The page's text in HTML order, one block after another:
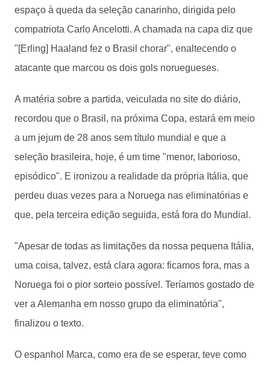
espaço à queda da seleção canarinho, dirigida pelo
compatriota Carlo Ancelotti. A chamada na capa diz que
"[Erling] Haaland fez o Brasil chorar", enaltecendo o
atacante que marcou os dois gols noruegueses.
A matéria sobre a partida, veiculada no site do diário,
recordou que o Brasil, na próxima Copa, estará em meio
a um jejum de 28 anos sem título mundial e que a
seleção brasileira, hoje, é um time "menor, laborioso,
episódico". E ironizou a realidade da própria Itália, que
perdeu duas vezes para a Noruega nas eliminatórias e
que, pela terceira edição seguida, está fora do Mundial.
"Apesar de todas as limitações da nossa pequena Itália,
uma coisa, talvez, está clara agora: ficamos fora, mas a
Noruega foi o pior sorteio possível. Teríamos gostado de
ver a Alemanha em nosso grupo da eliminatória",
finalizou o texto.
O espanhol Marca, como era de se esperar, teve como